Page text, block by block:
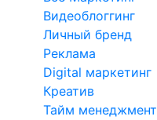
Видеоблоггинг
Личный бренд
Реклама
Digital маркетинг
Креатив
Тайм менеджмент